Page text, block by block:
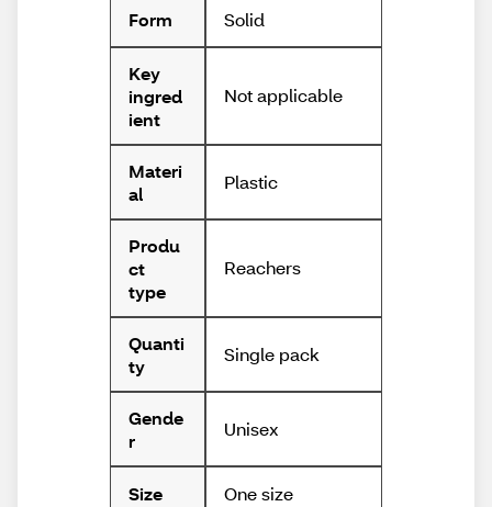
Form Solid
Key
ingred
ient
Not applicable
Materi
al
Plastic
Produ
ct
type
Reachers
Quanti
ty
Single pack
Gende
r
Unisex
Size One size